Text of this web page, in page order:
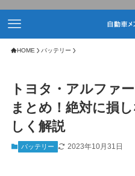
HOME バッテリー
トヨタ・アルファ
まとめ！絶対に損
しく解説
バッテリー 2023年10月31日